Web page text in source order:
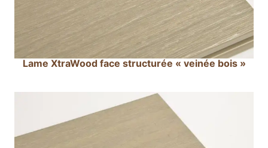
Lame XtraWood face structurée « veinée bois »